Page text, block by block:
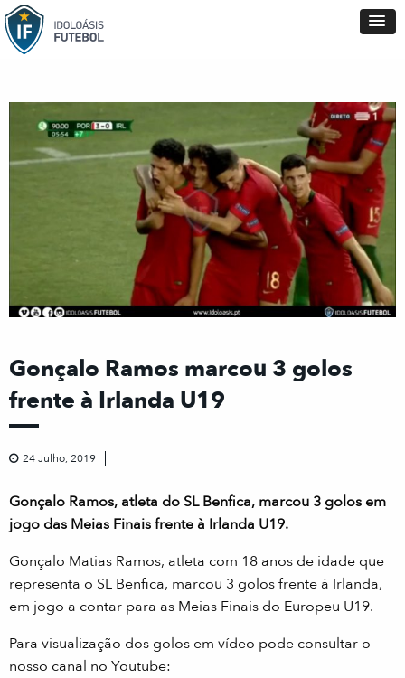
Gonçalo Ramos marcou 3 golos
frente à Irlanda U19
24 Julho, 2019
Gonçalo Ramos, atleta do SL Benfica, marcou 3 golos em
jogo das Meias Finais frente à Irlanda U19.
Gonçalo Matias Ramos, atleta com 18 anos de idade que
representa o SL Benfica, marcou 3 golos frente à Irlanda,
em jogo a contar para as Meias Finais do Europeu U19.
Para visualização dos golos em vídeo pode consultar o
nosso canal no Youtube: